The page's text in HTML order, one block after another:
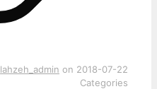
lahzeh_admin on 2018-07-22
Categories